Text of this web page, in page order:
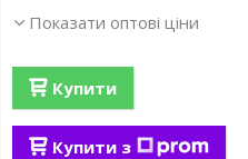
Показати оптові ціни
Купити
Купити з